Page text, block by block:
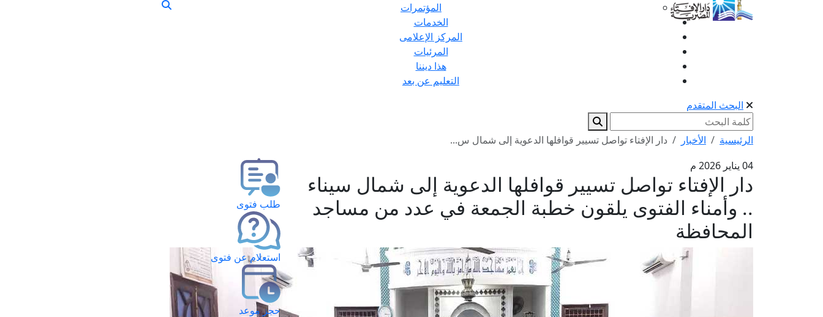
المؤتمرات
الخدمات
المركز الإعلامى
المرئيات
هذا ديننا
التعليم عن بعد
البحث المتقدم
الرئيسية الأخبار
دار الإفتاء تواصل تسيير قوافلها الدعوية إلى شمال س...
04 يناير 2026 م
دار الإفتاء تواصل تسيير قوافلها الدعوية إلى شمال سيناء
.. وأمناء الفتوى يلقون خطبة الجمعة في عدد من مساجد
المحافظة
طلب فتوى
استعلام عن فتوى
حجز موعد